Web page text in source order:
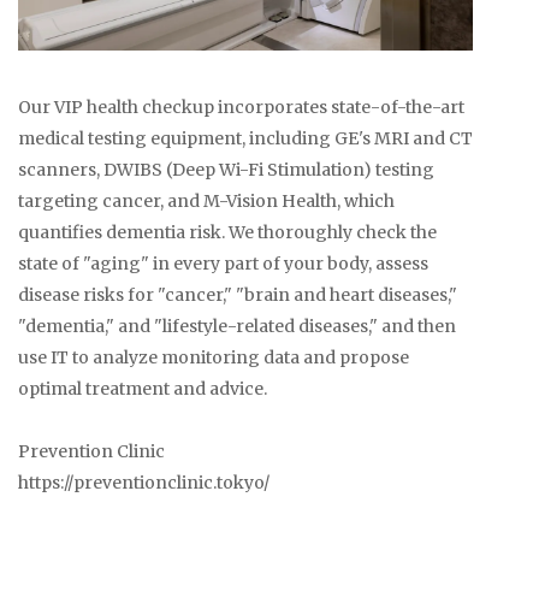
Our VIP health checkup incorporates state-of-the-art
medical testing equipment, including GE's MRI and CT
scanners, DWIBS (Deep Wi-Fi Stimulation) testing
targeting cancer, and M-Vision Health, which
quantifies dementia risk. We thoroughly check the
state of "aging" in every part of your body, assess
disease risks for "cancer," "brain and heart diseases,"
"dementia," and "lifestyle-related diseases," and then
use IT to analyze monitoring data and propose
optimal treatment and advice.
Prevention Clinic
https://preventionclinic.tokyo/